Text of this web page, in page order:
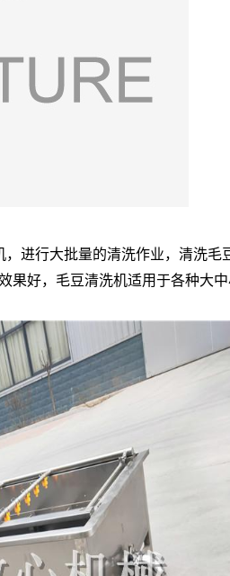
进行大批量的清洗作业，清洗毛
果好， 毛豆清洗机适用于各种大